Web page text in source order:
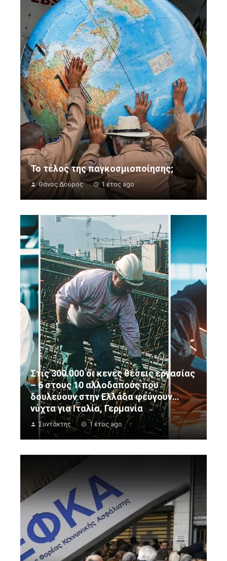
Το τέλος της παγκοσμιοποίησης;
Θάνος Δούρος 1 έτος ago
Στις 300.000 οι κενές θέσεις εργασίας
– 6 στους 10 αλλοδαπούς που
δουλεύουν στην Ελλάδα φεύγουν…
νύχτα για Ιταλία, Γερμανία
Συντάκτης 1 έτος ago